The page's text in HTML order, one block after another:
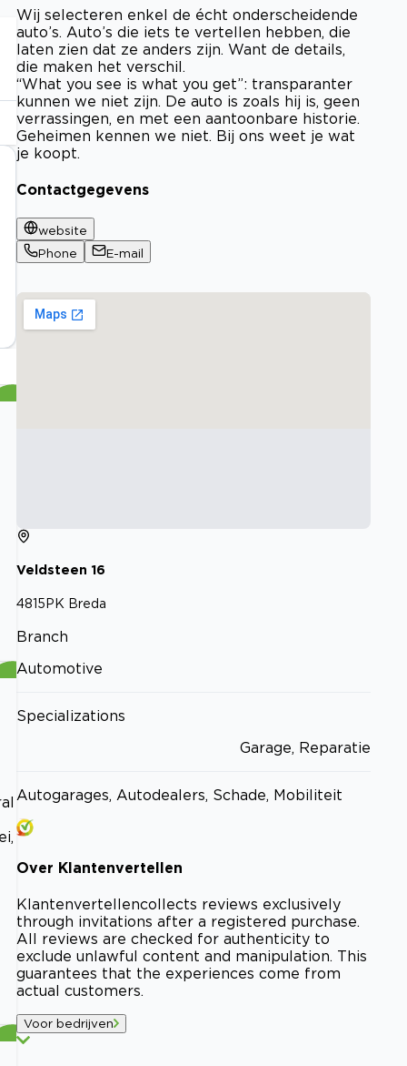
Wij selecteren enkel de écht onderscheidende
auto’s. Auto’s die iets te vertellen hebben, die
laten zien dat ze anders zijn. Want de details,
die maken het verschil.
“What you see is what you get”: transparanter
kunnen we niet zijn. De auto is zoals hij is, geen
verrassingen, en met een aantoonbare historie.
Geheimen kennen we niet. Bij ons weet je wat
je koopt.
Contactgegevens
website
Phone
E-mail
Veldsteen 16
4815PK Breda
Branch
Automotive
Specializations
Garage, Reparatie
Autogarages, Autodealers, Schade, Mobiliteit
Over Klantenvertellen
Klantenvertellencollects reviews exclusively
through invitations after a registered purchase.
All reviews are checked for authenticity to
exclude unlawful content and manipulation. This
guarantees that the experiences come from
actual customers.
Voor bedrijven